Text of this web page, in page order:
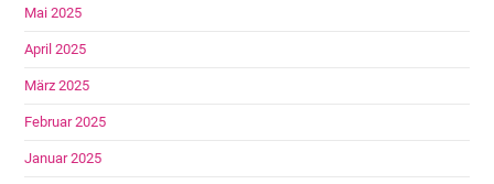
Mai 2025
April 2025
März 2025
Februar 2025
Januar 2025